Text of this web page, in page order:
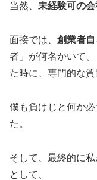
当然、 未経験可の会
面接では、 創業者
者」が何名かいて
た時に、専門的な質
僕も負けじと何か
た。
そして、最終的に
として、